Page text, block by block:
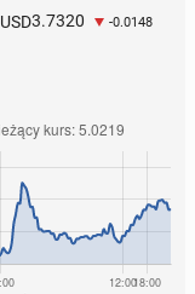
USD3.7320 -0.0148